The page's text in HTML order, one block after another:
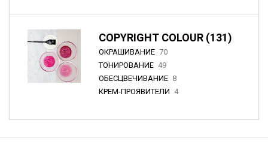
COPYRIGHT COLOUR (131)
ОКРАШИВАНИЕ 70
ТОНИРОВАНИЕ 49
ОБЕСЦВЕЧИВАНИЕ 8
КРЕМ-ПРОЯВИТЕЛИ 4